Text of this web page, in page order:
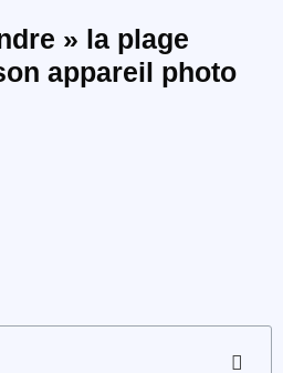
» la plage
appareil photo